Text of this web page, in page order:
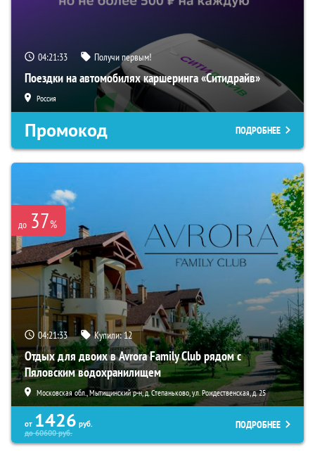
04:21:32 Получи первым!
Поездки на автомобилях каршеринга «Ситидрайв»
Россия
Промокод ПОДРОБНЕЕ
до 37%
04:21:32 Купили:12
Отдых для двоих в Avrora Family Club рядом с
Пяловским водохранилищем
Московская обл., Мытищинский р-н, д. Степаньково, ул. Рождественская, д. 25
от 1426 руб.
до60600руб.
ПОДРОБНЕЕ